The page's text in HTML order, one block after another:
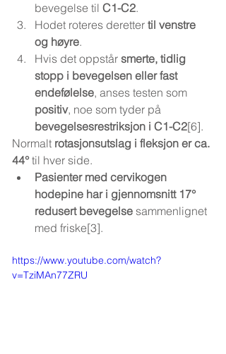
bevegelse til C1-C2.
Hodet roteres deretter til venstre
og høyre.
Hvis det oppstår smerte, tidlig
stopp i bevegelsen eller fast
endefølelse, anses testen som
positiv, noe som tyder på
bevegelsesrestriksjon i C1-C2[6].
Normalt rotasjonsutslag i fleksjon er ca.
44° til hver side.
Pasienter med cervikogen
hodepine har i gjennomsnitt 17°
redusert bevegelse sammenlignet
med friske[3].
https://www.youtube.com/watch?
v=TziMAn77ZRU